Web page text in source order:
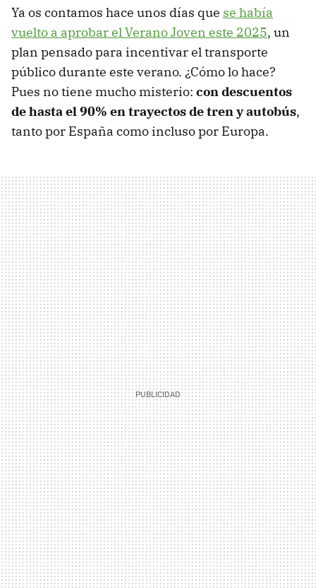
Ya os contamos hace unos días que se había
vuelto a aprobar el Verano Joven este 2025, un
plan pensado para incentivar el transporte
público durante este verano. ¿Cómo lo hace?
Pues no tiene mucho misterio: con descuentos
de hasta el 90% en trayectos de tren y autobús,
tanto por España como incluso por Europa.